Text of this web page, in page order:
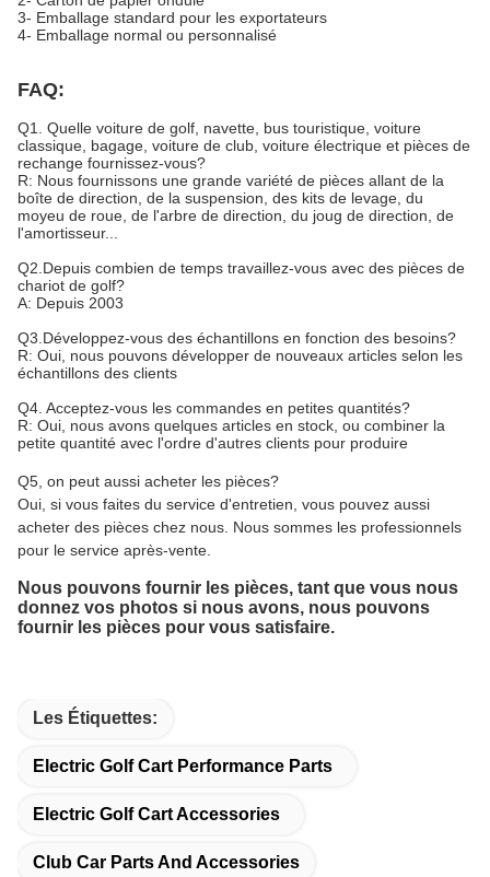
3- Emballage standard pour les exportateurs
4- Emballage normal ou personnalisé
FAQ:
Q1. Quelle voiture de golf, navette, bus touristique, voiture
classique, bagage, voiture de club, voiture électrique et pièces de
rechange fournissez-vous?
R: Nous fournissons une grande variété de pièces allant de la
boîte de direction, de la suspension, des kits de levage, du
moyeu de roue, de l'arbre de direction, du joug de direction, de
l'amortisseur...
Q2.Depuis combien de temps travaillez-vous avec des pièces de
chariot de golf?
A: Depuis 2003
Q3.Développez-vous des échantillons en fonction des besoins?
R: Oui, nous pouvons développer de nouveaux articles selon les
échantillons des clients
Q4. Acceptez-vous les commandes en petites quantités?
R: Oui, nous avons quelques articles en stock, ou combiner la
petite quantité avec l'ordre d'autres clients pour produire
Q5, on peut aussi acheter les pièces?
Oui, si vous faites du service d'entretien, vous pouvez aussi
acheter des pièces chez nous. Nous sommes les professionnels
pour le service après-vente.
Nous pouvons fournir les pièces, tant que vous nous
donnez vos photos si nous avons, nous pouvons
fournir les pièces pour vous satisfaire.
Les Étiquettes:
Electric Golf Cart Performance Parts
Electric Golf Cart Accessories
Club Car Parts And Accessories